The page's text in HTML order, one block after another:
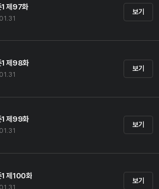
1 제97화
보기
1 제98화
보기
1 제99화
보기
1 제100화
보기